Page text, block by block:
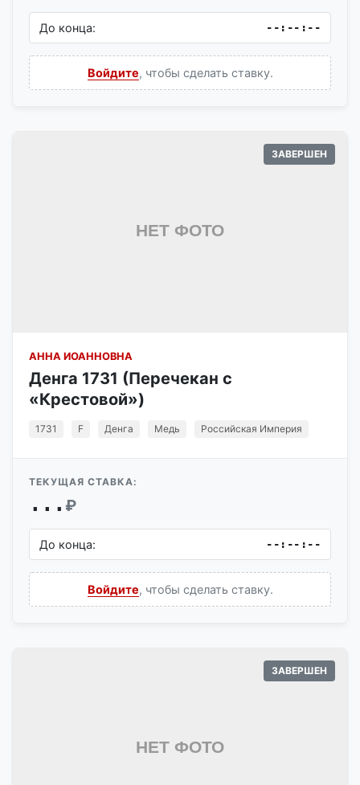
До конца: --:--:--
Войдите, чтобы сделать ставку.
ЗАВЕРШЕН
АННА ИОАННОВНА
Денга 1731 (Перечекан с
«Крестовой»)
1731 F Денга Медь Российская Империя
ТЕКУЩАЯ СТАВКА:
... ₽
До конца: --:--:--
Войдите, чтобы сделать ставку.
ЗАВЕРШЕН